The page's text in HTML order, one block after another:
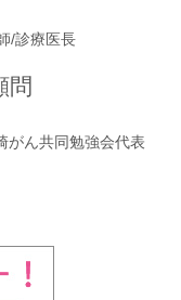
/診療医長
問
がん共同勉強会代表